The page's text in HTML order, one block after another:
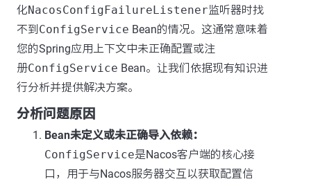
化NacosConfigFailureListener监听器时找
不到 ConfigService Bean的情况。这通常意味着
您的Spring应用上下文中未正确配置或注
册ConfigService Bean。让我们依据现有知识进
行分析并提供解决方案。
分析问题原因
Bean未定义或未正确导入依赖：
ConfigService是Nacos客户端的核心接
口，用于与Nacos服务器交互以获取配置信